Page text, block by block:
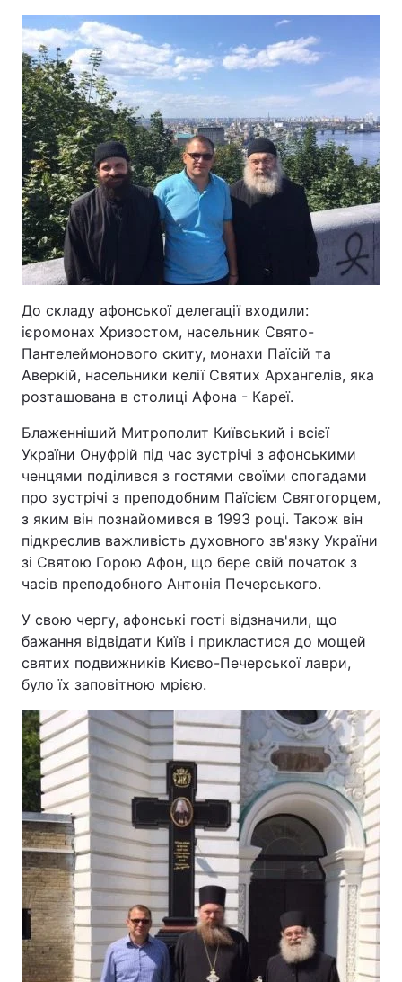
До складу афонської делегації входили:
ієромонах Хризостом, насельник Свято-
Пантелеймонового скиту, монахи Паїсій та
Аверкій, насельники келії Святих Архангелів, яка
розташована в столиці Афона - Кареї.
Блаженніший Митрополит Київський і всієї
України Онуфрій під час зустрічі з афонськими
ченцями поділився з гостями своїми спогадами
про зустрічі з преподобним Паїсієм Святогорцем,
з яким він познайомився в 1993 році. Також він
підкреслив важливість духовного зв'язку України
зі Святою Горою Афон, що бере свій початок з
часів преподобного Антонія Печерського.
У свою чергу, афонські гості відзначили, що
бажання відвідати Київ і прикластися до мощей
святих подвижників Києво-Печерської лаври,
було їх заповітною мрією.